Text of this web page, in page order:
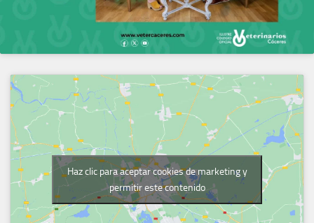
Haz clic para aceptar cookies de marketing y
permitir este contenido